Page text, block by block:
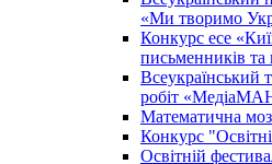
«Ми творимо
Конкурс есе
письменників
Всеукраїнський
робіт
Математична
Конкурс
Освітній